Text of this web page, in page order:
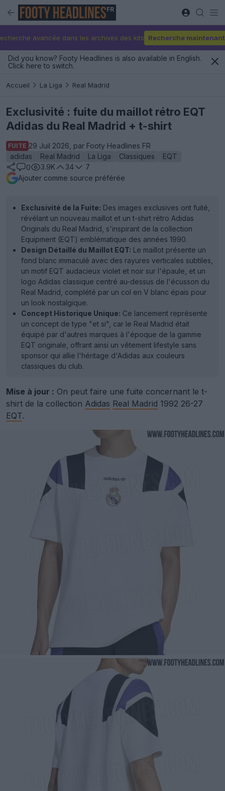
FR
avancée dans les archives des kits Recherche maintenant
Did you know? Footy Headlines is also available in English.
Click here to switch.
Accueil La Liga Real Madrid
Exclusivité : fuite du maillot rétro EQT
Adidas du Real Madrid + t-shirt
FUITE 29 Juil 2026, par Footy Headlines FR
adidas
Real Madrid La Liga Classiques
EQT
0
3.9K 34
7
Ajouter comme source préférée
Exclusivité de la Fuite: Des images exclusives ont fuité,
révélant un nouveau maillot et un t-shirt rétro Adidas
Originals du Real Madrid, s'inspirant de la collection
Equipment (EQT) emblématique des années 1990.
Design Détaillé du Maillot EQT: Le maillot présente un
fond blanc immaculé avec des rayures verticales subtiles,
un motif EQT audacieux violet et noir sur l'épaule, et un
logo Adidas classique centré au-dessus de l'écusson du
Real Madrid, complété par un col en V blanc épais pour
un look nostalgique.
Concept Historique Unique: Ce lancement représente
un concept de type "et si", car le Real Madrid était
équipé par d'autres marques à l'époque de la gamme
EQT originale, offrant ainsi un vêtement lifestyle sans
sponsor qui allie l'héritage d'Adidas aux couleurs
classiques du club.
Mise à jour : On peut faire une fuite concernant le t-
shirt de la collection Adidas Real Madrid 1992 26-27
EQT.